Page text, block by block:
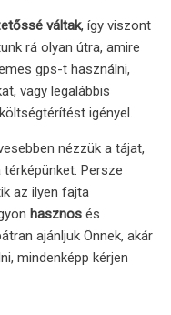
váltak, így viszont
rá olyan útra, amire
gps-t használni,
vagy legalábbis
igényel.
nézzük a tájat,
Persze
az ilyen fajta
hasznos és
ajánljuk Önnek, akár
mindenképp kérjen